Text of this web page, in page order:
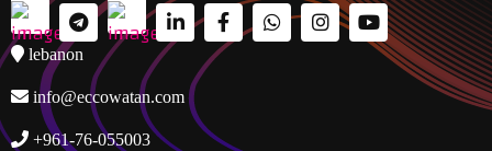
lebanon
info@eccowatan.com
+961-76-055003